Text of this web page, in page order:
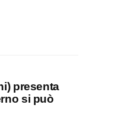
presenta
si può